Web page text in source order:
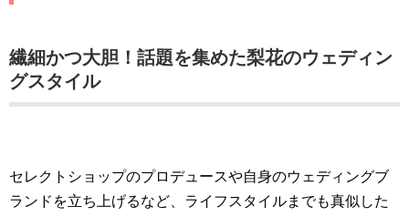
繊細かつ大胆！話題を集めた梨花のウェディン
グスタイル
セレクトショップのプロデュースや自身のウェディングブ
ランドを立ち上げるなど、ライフスタイルまでも真似した